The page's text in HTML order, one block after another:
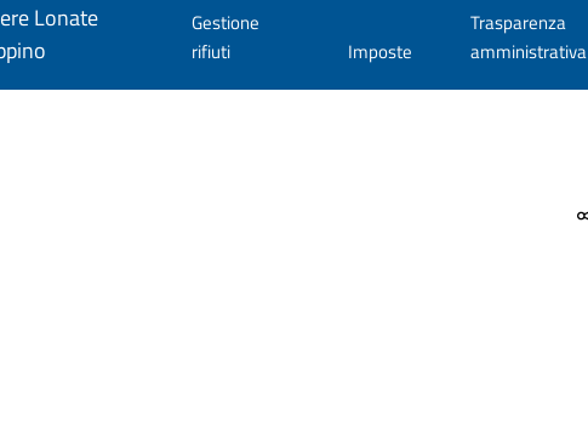
Lonate
Gestione
rifiuti
Imposte
Trasparenza
amministrativa